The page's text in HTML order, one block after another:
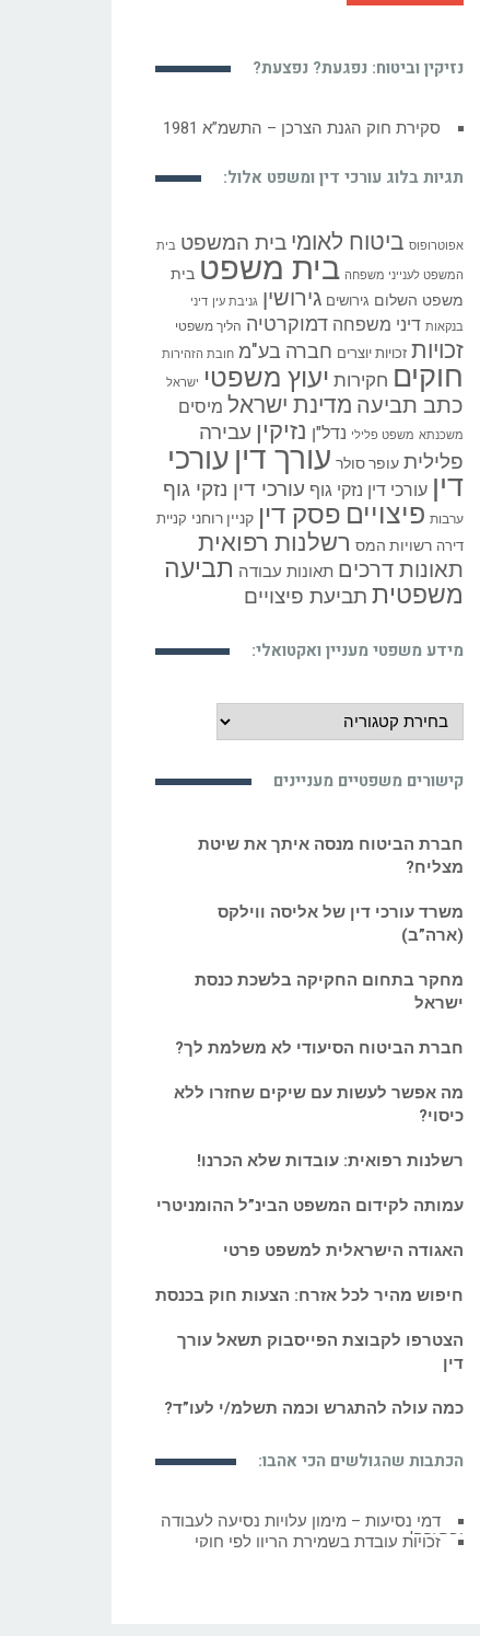
נזיקין וביטוח: נפגעת? נפצעת?
ביטוח רכב וכיצד יש לנהוג במקרה תאונת
תגיות בלוג עורכי דין ומשפט אלול:
ביטוח לאומי בית המשפט
המשפט לענייני משפחה בית משפט
משפט השלום גירושים גירושין גניבת עין
בנקאות דיני משפחה דמוקרטיה הליך משפטי
זכויות זכויות יוצרים חברה בע"מ חובת הזהירות
חוקים חקירות יעוץ משפטי ישראל
כתב תביעה מדינת ישראל מיסים
משכנתא נדל"ן נזיקיןעבירה
פלילית
עורך דין עורכי
דין עורכי דין נזקי גוף עורכי דין נזקי גוף
פיצוייםפסק דין קניין רוחני
דירה רשויות המס רשלנות רפואית
תאונות דרכים תאונות עבודה
תביעה
משפטית
מידע משפטי מעניין ואקטואלי:
מידע
מעניין
קישורים משפטיים מעניינים
חברת הביטוח מנסה איתך את שיטת
משרד עורכי דין של אליסה ווילקס
מחקר בתחום החקיקה בלשכת כנסת
מה אפשר לעשות עם שיקים שחזרו ללא
הצטרפו לקבוצת הפייסבוק תשאל עורך
זכויות עובדת בשמירת הריון לפי חוקי
העבודה